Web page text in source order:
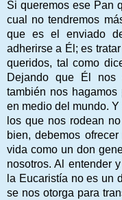
Si queremos ese Pan
cual no tendremos
que es el enviado
adherirse a Él; es
queridos, tal como
Dejando que Él
también nos
en medio del mundo.
los que nos rodean
bien, debemos
vida como un don
nosotros. Al entender
la Eucaristía no es un
se nos otorga para